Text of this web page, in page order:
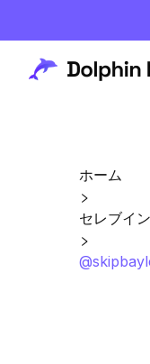
ホーム
セレブイ